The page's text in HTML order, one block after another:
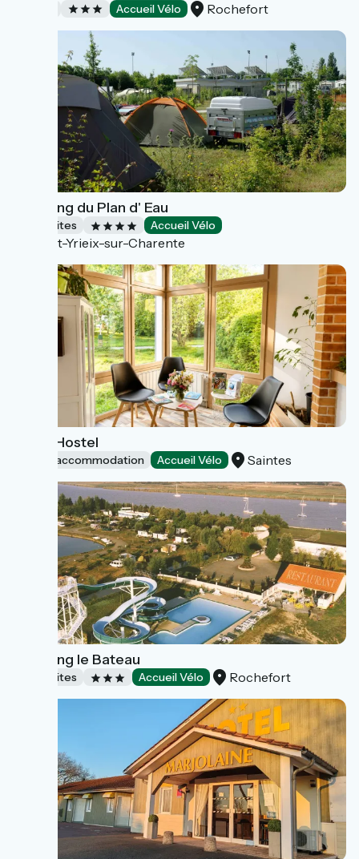
Accueil Vélo Rochefort
Camping du Plan d' Eau
Campsites Accueil Vélo
Saint-Yrieix-sur-Charente
Youth Hostel
Group accommodation Accueil Vélo Saintes
Camping le Bateau
Campsites Accueil Vélo Rochefort